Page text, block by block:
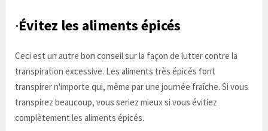
·Évitez les aliments épicés
Ceci est un autre bon conseil sur la façon de lutter contre la
transpiration excessive. Les aliments très épicés font
transpirer n'importe qui, même par une journée fraîche. Si vous
transpirez beaucoup, vous seriez mieux si vous évitiez
complètement les aliments épicés.